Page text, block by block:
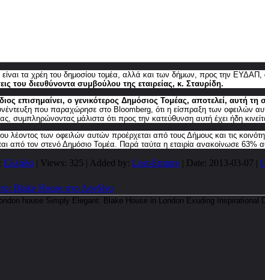
τα χρέη του δημοσίου τομέα, αλλά και των δήμων, προς την ΕΥΔΑΠ,
του διευθύνοντα συμβούλου της εταιρείας, κ. Σταυρίδη.
επισημαίνει, ο γενικότερος Δημόσιος Τομέας, αποτελεί, αυτή τη
που παραχώρησε στο Bloomberg, ότι η είσπραξη των οφειλών
συμπληρώνοντας μάλιστα ότι προς την κατεύθυνση αυτή έχει ήδη
λέοντος των οφειλών αυτών προέρχεται από τους Δήμους και τις
από τον στενό Δημόσιο Τομέα. Παρά ταύτα η εταιρία ανακοίνωσε 63%
Ελλάδα | Views: 325 | Added by: Lost-Empire | Date: 2013-03-07 |
Blake House στο Λονδίνο